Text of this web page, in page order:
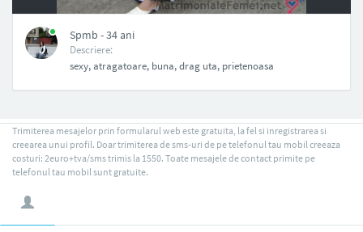
Spmb - 34 ani
Descriere:
sexy, atragatoare, buna, drag uta, prietenoasa
Trimiterea mesajelor prin formularul web este gratuita, la fel si inregistrarea si
creearea unui profil. Doar trimiterea de sms-uri de pe telefonul tau mobil creeaza
costuri: 2euro+tva/sms trimis la 1550. Toate mesajele de contact primite pe
telefonul tau mobil sunt gratuite.